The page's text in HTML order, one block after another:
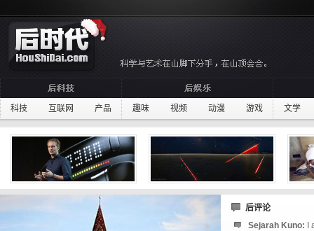
科技 互联网 产品 趣味 视频 动漫 游戏 文学
后评论
Sejarah Kuno: